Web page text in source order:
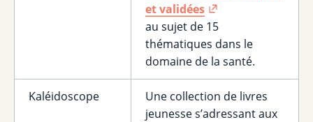
et validées
au sujet de 15
thématiques dans le
domaine de la santé.
Kaléidoscope
Une collection de livres
jeunesse s’adressant aux